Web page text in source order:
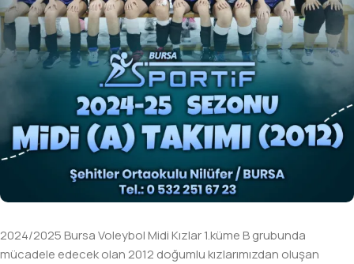
2024/2025 Bursa Voleybol Midi Kızlar 1.küme B grubunda
mücadele edecek olan 2012 doğumlu kızlarımızdan oluşan